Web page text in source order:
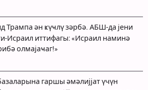
Трампа ән ҝүҹлү зәрбә. АБШ-да јени
Исраил иттифагы: «Исраил наминә
олмајаҹаг!»
гаршы әмәлијјат үчүн